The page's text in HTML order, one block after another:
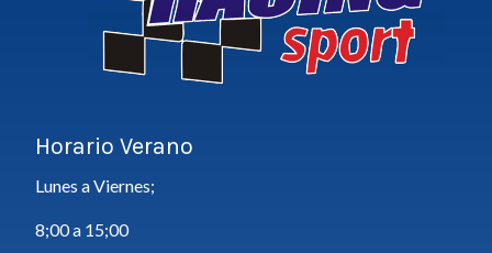
Horario Verano
Lunes a Viernes;
8;00 a 15;00